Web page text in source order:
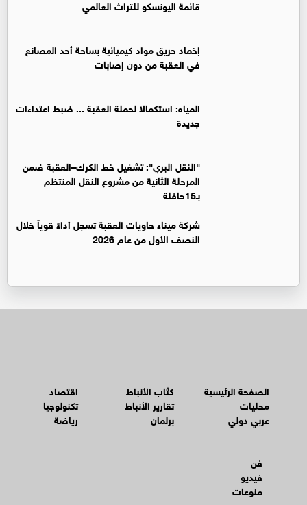
قائمة اليونسكو للتراث العالمي
إخماد حريق مواد كيميائية بساحة أحد المصانع
في العقبة من دون إصابات
المياه: استكمالا لحملة العقبة ... ضبط اعتداءات
جديدة
"النقل البري": تشغيل خط الكرك–العقبة ضمن
المرحلة الثانية من مشروع النقل المنتظم
بـ15حافلة
شركة ميناء حاويات العقبة تسجل أداءً قوياً خلال
النصف الأول من عام 2026
الصفحة الرئيسية
محليات
عربي دولي
كتّاب الأنباط
تقارير الأنباط
برلمان
اقتصاد
تكنولوجيا
رياضة
فن
فيديو
منوعات